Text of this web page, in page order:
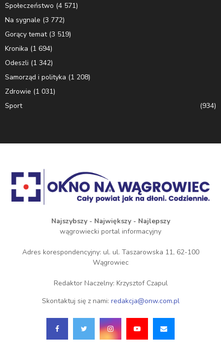
Społeczeństwo (4 571)
Na sygnale (3 772)
Gorący temat(3 519)
Kronika (1 694)
Odeszli (1 342)
Samorząd i polityka (1 208)
Zdrowie (1 031)
Sport
(934)
Najszybszy - Największy - Najlepszy
wągrowiecki portal informacyjny
Adres korespondencyjny: ul. ul. Taszarowska 11, 62-100
Wągrowiec
Redaktor Naczelny: Krzysztof Czapul
Skontaktuj się z nami: redakcja@onw.com.pl